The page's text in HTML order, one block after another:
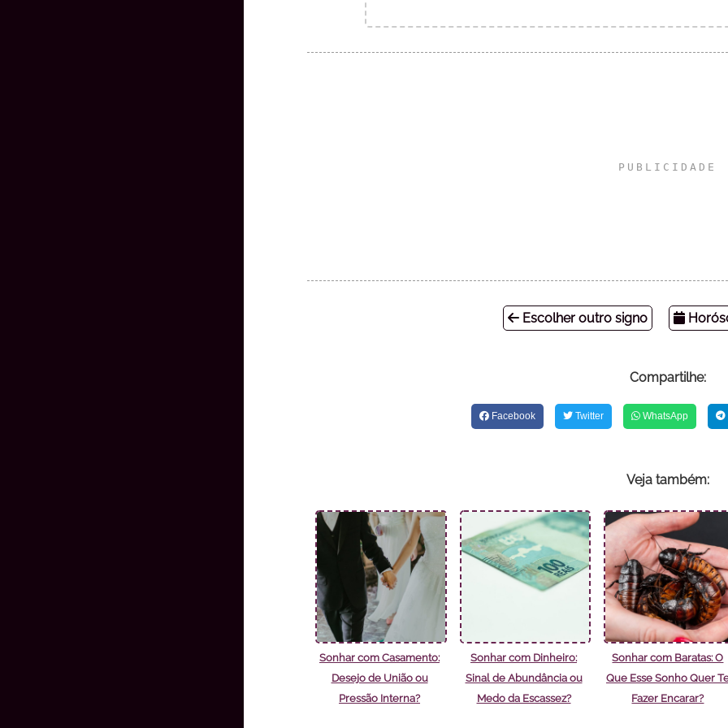
Escolher outro signo
Compartilhe:
Facebook Twitter WhatsApp
Veja também:
Sonhar com Casamento:
Desejo de União ou
Pressão Interna?
Sonhar com Dinheiro:
Sinal de Abundância ou
Medo da Escassez?
Sonhar com Baratas: O
Que Esse Sonho Quer
Fazer Encarar?